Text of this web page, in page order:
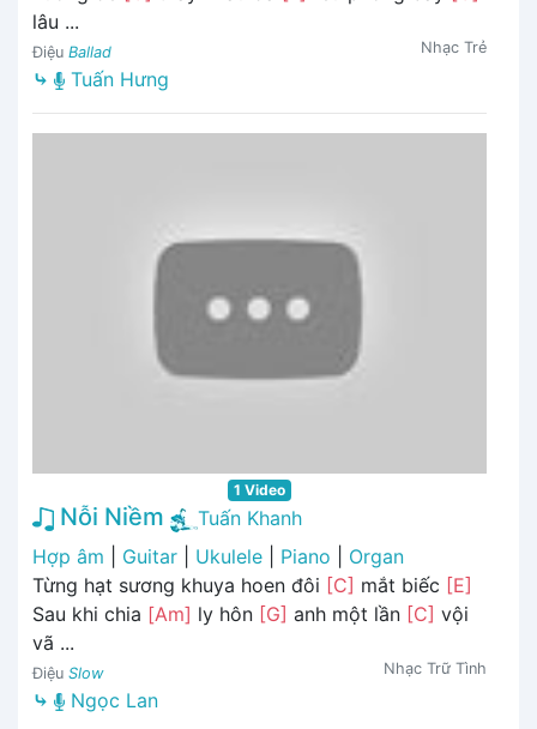
lâu ...
Điệu Ballad Nhạc Trẻ
⤷ Tuấn Hưng
1 Video
Nỗi Niềm
Tuấn Khanh
Hợp âm
Guitar Ukulele Piano
Organ
Từng hạt sương khuya hoen đôi [C] mắt biếc [E]
Sau khi chia [Am] ly hôn [G] anh một lần [C] vội
vã ...
Điệu Slow Nhạc Trữ Tình
⤷ Ngọc Lan